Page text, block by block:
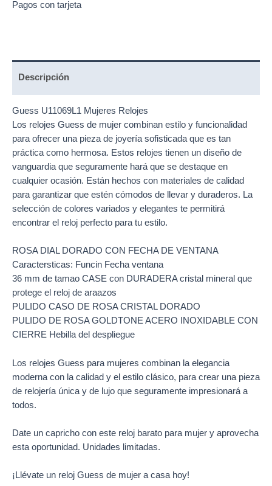
Pagos con tarjeta
Descripción
Guess U11069L1 Mujeres Relojes
Los relojes Guess de mujer combinan estilo y funcionalidad
para ofrecer una pieza de joyería sofisticada que es tan
práctica como hermosa. Estos relojes tienen un diseño de
vanguardia que seguramente hará que se destaque en
cualquier ocasión. Están hechos con materiales de calidad
para garantizar que estén cómodos de llevar y duraderos. La
selección de colores variados y elegantes te permitirá
encontrar el reloj perfecto para tu estilo.
ROSA DIAL DORADO CON FECHA DE VENTANA
Caractersticas: Funcin Fecha ventana
36 mm de tamao CASE con DURADERA cristal mineral que
protege el reloj de araazos
PULIDO CASO DE ROSA CRISTAL DORADO
PULIDO DE ROSA GOLDTONE ACERO INOXIDABLE CON
CIERRE Hebilla del despliegue
Los relojes Guess para mujeres combinan la elegancia
moderna con la calidad y el estilo clásico, para crear una pieza
de relojería única y de lujo que seguramente impresionará a
todos.
Date un capricho con este reloj barato para mujer y aprovecha
esta oportunidad. Unidades limitadas.
¡Llévate un reloj Guess de mujer a casa hoy!